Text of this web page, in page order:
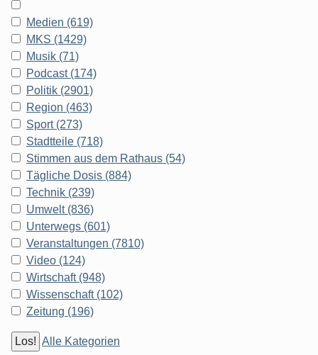
Medien (619)
MKS (1429)
Musik (71)
Podcast (174)
Politik (2901)
Region (463)
Sport (273)
Stadtteile (718)
Stimmen aus dem Rathaus (54)
Tägliche Dosis (884)
Technik (239)
Umwelt (836)
Unterwegs (601)
Veranstaltungen (7810)
Video (124)
Wirtschaft (948)
Wissenschaft (102)
Zeitung (196)
Alle Kategorien